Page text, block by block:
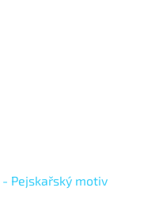
Pejskařský motiv